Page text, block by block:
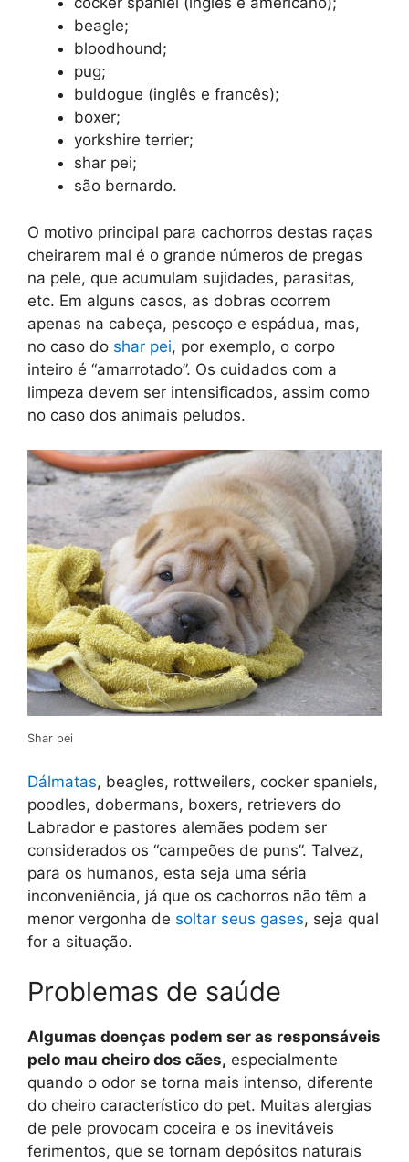
beagle;
bloodhound;
pug;
buldogue (inglês e francês);
boxer;
yorkshire terrier;
shar pei;
são bernardo.
O motivo principal para cachorros destas raças
cheirarem mal é o grande números de pregas
na pele, que acumulam sujidades, parasitas,
etc. Em alguns casos, as dobras ocorrem
apenas na cabeça, pescoço e espádua, mas,
no caso do shar pei, por exemplo, o corpo
inteiro é “amarrotado”. Os cuidados com a
limpeza devem ser intensificados, assim como
no caso dos animais peludos.
Shar pei
Dálmatas, beagles, rottweilers, cocker spaniels,
poodles, dobermans, boxers, retrievers do
Labrador e pastores alemães podem ser
considerados os “campeões de puns”. Talvez,
para os humanos, esta seja uma séria
inconveniência, já que os cachorros não têm a
menor vergonha de soltar seus gases, seja qual
for a situação.
Problemas de saúde
Algumas doenças podem ser as responsáveis
pelo mau cheiro dos cães, especialmente
quando o odor se torna mais intenso, diferente
do cheiro característico do pet. Muitas alergias
de pele provocam coceira e os inevitáveis
ferimentos, que se tornam depósitos naturais